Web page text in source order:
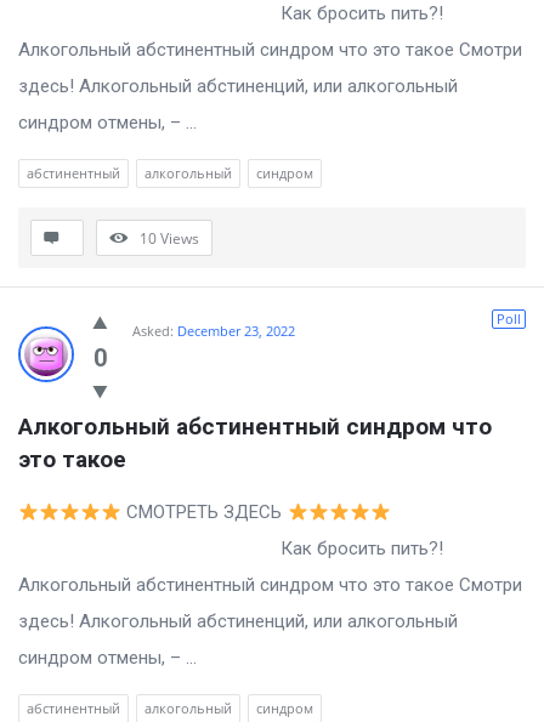
Как бросить пить?!
Алкогольный абстинентный синдром что это такое Смотри
здесь! Алкогольный абстиненций, или алкогольный
синдром отмены, – ...
абстинентный алкогольный синдром
10Views
0
Poll
Asked: December 23, 2022
Алкогольный абстинентный синдром что
это такое
СМОТРЕТЬ ЗДЕСЬ
Как бросить пить?!
Алкогольный абстинентный синдром что это такое Смотри
здесь! Алкогольный абстиненций, или алкогольный
синдром отмены, – ...
абстинентный алкогольный синдром